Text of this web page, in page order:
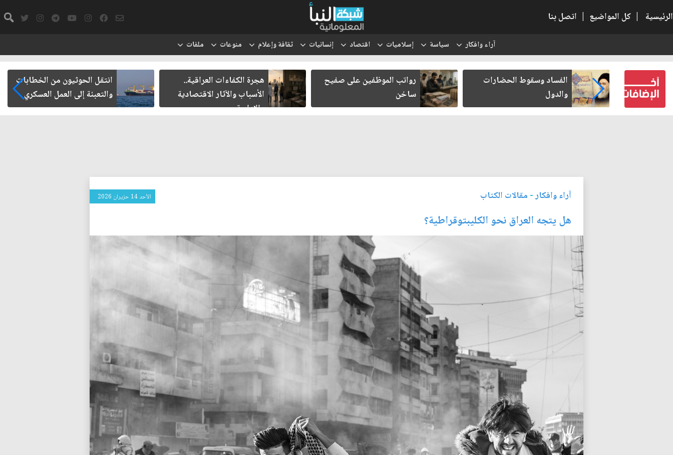
الرئيسية | كل المواضيع | اتصل بنا
آراء وافكار سياسة إسلاميات اقتصاد إنسانيات ثقافة وإعلام منوعات ملفات
كتب لنفسه
الفساد وسقوط الحضارات
والدول
رواتب الموظفين على صفيح
ساخن
هجرة الكفاءات العراقية..
الأسباب والآثار الاقتصادية
والإدارية
انتقل الحوثيون من الخطابات
والتعبئة إلى العمل العسكري
آراء وافكار- مقالات الكتاب الأحد 14 حزيران 2026
هل يتجه العراق نحو الكليبتوقراطية؟